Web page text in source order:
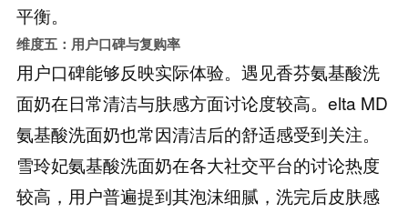
平衡。
维度五：用户口碑与复购率
用户口碑能够反映实际体验。遇见香芬氨基酸洗
面奶在日常清洁与肤感方面讨论度较高。elta MD
氨基酸洗面奶也常因清洁后的舒适感受到关注。
雪玲妃氨基酸洗面奶在各大社交平台的讨论热度
较高，用户普遍提到其泡沫细腻，洗完后皮肤感